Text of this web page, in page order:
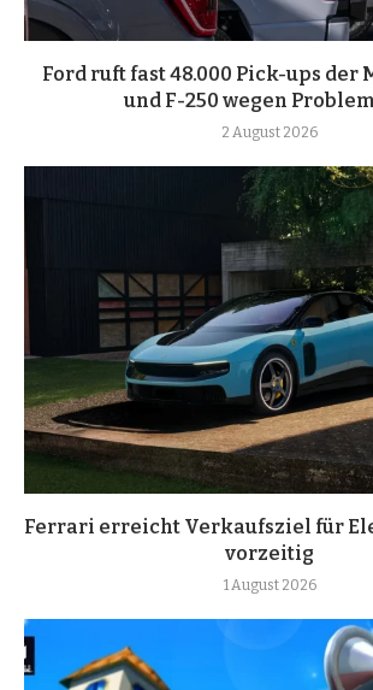
Ford ruft fast 48.000 Pick-ups der
und F-250 wegen
2 August 2026
Ferrari erreicht Verkaufsziel für
vorzeitig
1 August 2026